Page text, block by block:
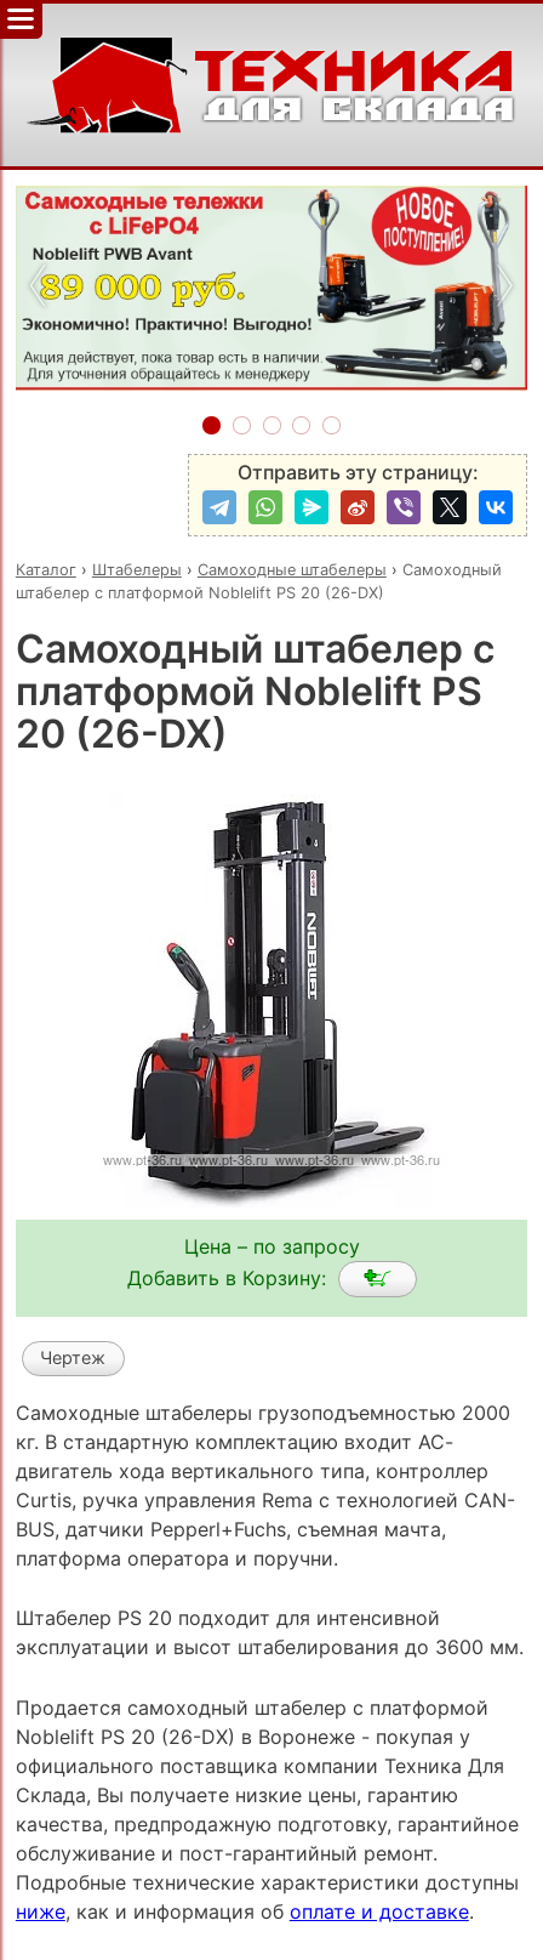
‹ ›
Отправить эту страницу:
Каталог› Штабелеры › Самоходные штабелеры › Самоходный
штабелер с платформой Noblelift PS 20 (26-DX)
Самоходный штабелер с
платформой Noblelift PS
20 (26-DX)
Цена – по запросу
Добавить в Корзину:
Чертеж
Самоходные штабелеры грузоподъемностью 2000
кг. В cтандартную комплектацию входит АС-
двигатель хода вертикального типа, контроллер
Curtis, ручка управления Rema с технологией CAN-
BUS, датчики Pepperl+Fuchs, съемная мачта,
платформа оператора и поручни.
Штабелер PS 20 подходит для интенсивной
эксплуатации и высот штабелирования до 3600 мм.
Продается самоходный штабелер с платформой
Noblelift PS 20 (26-DX) в Воронеже - покупая у
официального поставщика компании Техника Для
Склада, Вы получаете низкие цены, гарантию
качества, предпродажную подготовку, гарантийное
обслуживание и пост-гарантийный ремонт.
Подробные технические характеристики доступны
ниже, как и информация об оплате и доставке.